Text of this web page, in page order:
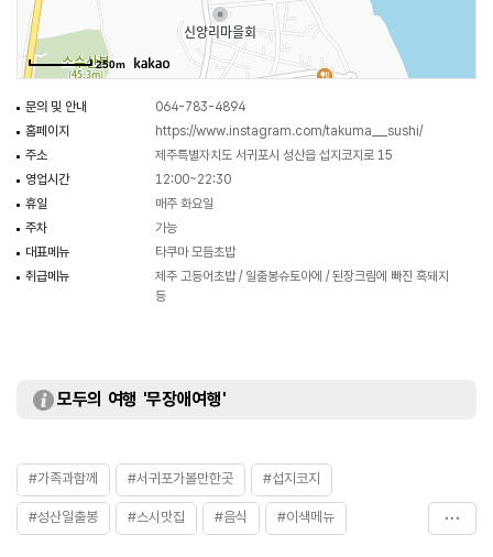
250m
문의 및 안내
064-783-4894
홈페이지
https://www.instagram.com/takuma__sushi/
주소
제주특별자치도 서귀포시 성산읍 섭지코지로 15
영업시간
12:00~22:30
휴일
매주 화요일
주차
가능
대표메뉴
타쿠마 모듬초밥
취급메뉴
제주 고등어초밥 / 일출봉슈토아에 / 된장크림에 빠진 흑돼지
등
모두의 여행 '무장애여행'
#가족과함께 #서귀포가볼만한곳 #섭지코지
#성산일출봉 #스시맛집 #음식 #이색메뉴